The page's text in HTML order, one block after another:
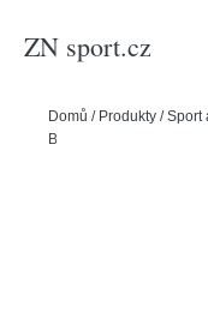
ZN sport.cz
Domů / Produkty /Sport
Brankářská hokejka